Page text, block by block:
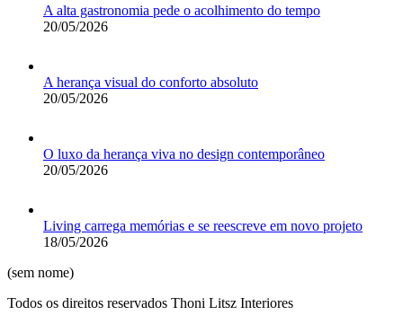
A alta gastronomia pede o acolhimento do tempo
20/05/2026
A herança visual do conforto absoluto
20/05/2026
O luxo da herança viva no design contemporâneo
20/05/2026
Living carrega memórias e se reescreve em novo projeto
18/05/2026
(sem nome)
Todos os direitos reservados Thoni Litsz Interiores